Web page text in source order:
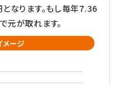
なります。もし毎年7.36
元が取れます。